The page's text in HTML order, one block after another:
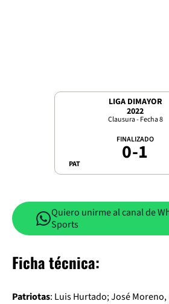
LIGA DIMAYOR
2022
Clausura - Fecha 8
PAT
FINALIZADO
0-1
Quiero unirme al canal de
Sports
Ficha técnica:
Patriotas: Luis Hurtado; José